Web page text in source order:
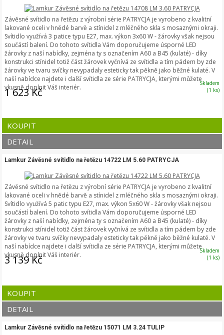
Závěsné svítidlo na řetězu z výrobní série PATRYCJA je vyrobeno z kvalitní
lakované oceli v hnědé barvě a stínidel z mléčného skla s mosaznými okraji.
Svítidlo využívá 3 patice typu E27, max. výkon 3x60 W - žárovky však nejsou
součástí balení. Do tohoto svítidla Vám doporučujeme úsporné LED
žárovky z naší nabídky, zejména ty s označením A60 a B45 (kulaté) - díky
konstrukci stínidel totiž část žárovek vyčnívá ze svítidla a tím pádem by zde
žárovky ve tvaru svíčky nevypadaly esteticky tak pěkně jako běžné kulaté. V
naší nabídce najdete i další svítidla ze série PATRYCJA, kterými můžete
vkusně doplnit Váš interiér.
1 623 Kč
Skladem
(1 ks)
KOUPIT
DETAIL
Lamkur Závěsné svítidlo na řetězu 14722 LM 5.60 PATRYCJA
Závěsné svítidlo na řetězu z výrobní série PATRYCJA je vyrobeno z kvalitní
lakované oceli v hnědé barvě a stínidel z mléčného skla s mosaznými okraji.
Svítidlo využívá 5 patic typu E27, max. výkon 5x60 W - žárovky však nejsou
součástí balení. Do tohoto svítidla Vám doporučujeme úsporné LED
žárovky z naší nabídky, zejména ty s označením A60 a B45 (kulaté) - díky
konstrukci stínidel totiž část žárovek vyčnívá ze svítidla a tím pádem by zde
žárovky ve tvaru svíčky nevypadaly esteticky tak pěkně jako běžné kulaté. V
naší nabídce najdete i další svítidla ze série PATRYCJA, kterými můžete
vkusně doplnit Váš interiér.
3 139 Kč
Skladem
(1 ks)
KOUPIT
DETAIL
Lamkur Závěsné svítidlo na řetězu 15071 LM 3.24 TULIP